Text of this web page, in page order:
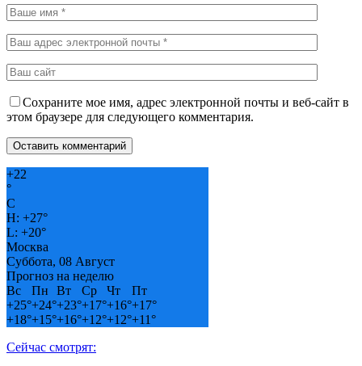
Сохраните мое имя, адрес электронной почты и веб-сайт в
этом браузере для следующего комментария.
+22
°
C
H: +27°
L: +20°
Москва
Суббота, 08 Август
Прогноз на неделю
Вс
Пн Вт Ср Чт
Пт
+25°+24°+23°+17°+16°+17°
+18°+15°+16°+12°+12°+11°
Сейчас смотрят: